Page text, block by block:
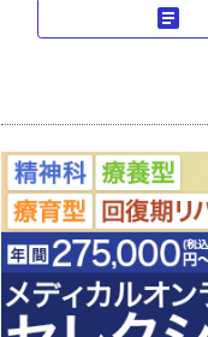
article